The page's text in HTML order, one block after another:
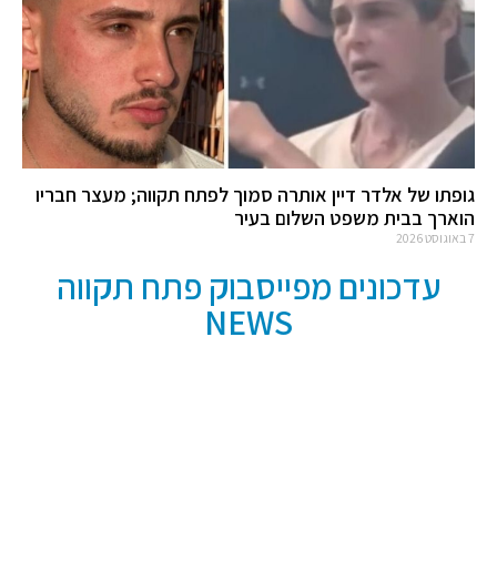
גופתו של אלדר דיין אותרה סמוך לפתח תקווה; מעצר חבריו
הוארך בבית משפט השלום בעיר
7 באוגוסט 2026
עדכונים מפייסבוק פתח תקווה
NEWS